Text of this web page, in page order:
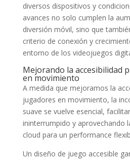
diversos dispositivos y
avances no solo cumplen la
diversión móvil, sino que
criterio de conexión y
entorno de los videojuegos
Mejorando la accesibilidad
en movimiento
A medida que mejoramos la
jugadores en movimiento, la
suave se vuelve esencial,
ininterrumpido y aprovechando
cloud para un performance
Un diseño de juego accesible